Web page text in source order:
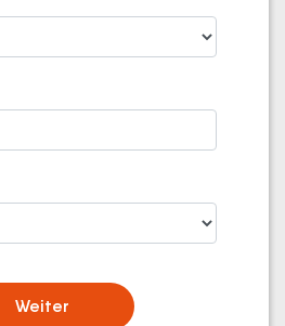
Weiter